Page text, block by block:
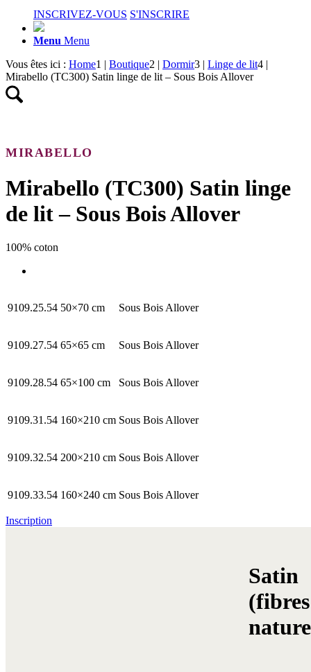
INSCRIVEZ-VOUS S'INSCRIRE
Menu Menu
Vous êtes ici : Home1 | Boutique2 | Dormir3 | Linge de lit4 |
Mirabello (TC300) Satin linge de lit – Sous Bois Allover
MIRABELLO
Mirabello (TC300) Satin linge
de lit – Sous Bois Allover
100% coton
9109.25.54 50×70 cm Sous Bois Allover
9109.27.54 65×65 cm Sous Bois Allover
9109.28.54 65×100 cm Sous Bois Allover
9109.31.54 160×210 cm Sous Bois Allover
9109.32.54 200×210 cm Sous Bois Allover
9109.33.54 160×240 cm Sous Bois Allover
Inscription
Satin
(fibres